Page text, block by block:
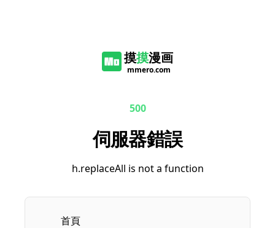
摸摸漫画
mmero.com
500
伺服器錯誤
h.replaceAll is not a function
首頁